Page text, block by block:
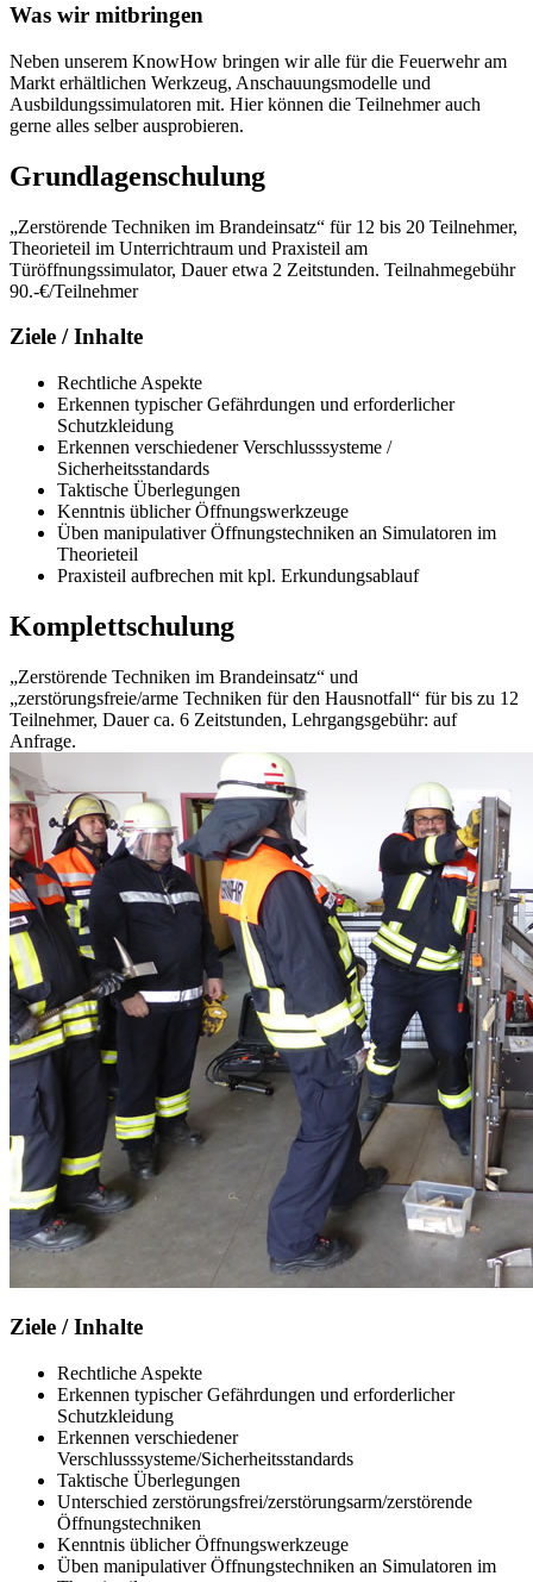
Was wir mitbringen
Neben unserem KnowHow bringen wir alle für die Feuerwehr am
Markt erhältlichen Werkzeug, Anschauungsmodelle und
Ausbildungssimulatoren mit. Hier können die Teilnehmer auch
gerne alles selber ausprobieren.
Grundlagenschulung
„Zerstörende Techniken im Brandeinsatz“ für 12 bis 20 Teilnehmer,
Theorieteil im Unterrichtraum und Praxisteil am
Türöffnungssimulator, Dauer etwa 2 Zeitstunden. Teilnahmegebühr
90.-€/Teilnehmer
Ziele / Inhalte
Rechtliche Aspekte
Erkennen typischer Gefährdungen und erforderlicher
Schutzkleidung
Erkennen verschiedener Verschlusssysteme /
Sicherheitsstandards
Taktische Überlegungen
Kenntnis üblicher Öffnungswerkzeuge
Üben manipulativer Öffnungstechniken an Simulatoren im
Theorieteil
Praxisteil aufbrechen mit kpl. Erkundungsablauf
Komplettschulung
„Zerstörende Techniken im Brandeinsatz“ und
„zerstörungsfreie/arme Techniken für den Hausnotfall“ für bis zu 12
Teilnehmer, Dauer ca. 6 Zeitstunden, Lehrgangsgebühr: auf
Anfrage.
Ziele / Inhalte
Rechtliche Aspekte
Erkennen typischer Gefährdungen und erforderlicher
Schutzkleidung
Erkennen verschiedener
Verschlusssysteme/Sicherheitsstandards
Taktische Überlegungen
Unterschied zerstörungsfrei/zerstörungsarm/zerstörende
Öffnungstechniken
Kenntnis üblicher Öffnungswerkzeuge
Üben manipulativer Öffnungstechniken an Simulatoren im